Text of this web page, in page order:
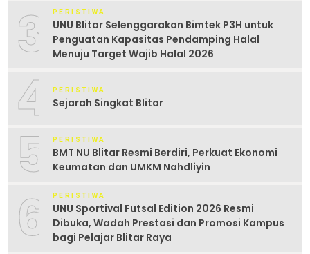
3 PERISTIWA
UNU Blitar Selenggarakan Bimtek P3H untuk
Penguatan Kapasitas Pendamping Halal
Menuju Target Wajib Halal 2026
4 PERISTIWA
Sejarah Singkat Blitar
5 PERISTIWA
BMT NU Blitar Resmi Berdiri, Perkuat Ekonomi
Keumatan dan UMKM Nahdliyin
6 PERISTIWA
UNU Sportival Futsal Edition 2026 Resmi
Dibuka, Wadah Prestasi dan Promosi Kampus
bagi Pelajar Blitar Raya